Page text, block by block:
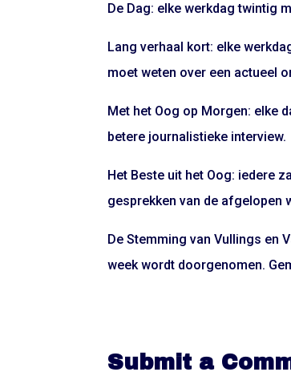
De Dag: elke werkdag twintig
Lang verhaal kort: elke
moet weten over een actueel
Met het Oog op Morgen: elke
betere journalistieke interview.
Het Beste uit het Oog: iedere
gesprekken van de afgelopen
De Stemming van Vullings en
week wordt doorgenomen.
Submit a